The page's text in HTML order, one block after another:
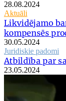
28.08.2024
Aktuāli
Likvidējamo
kompensēs
30.05.2024
Juridiskie padomi
Atbildība par
23.05.2024